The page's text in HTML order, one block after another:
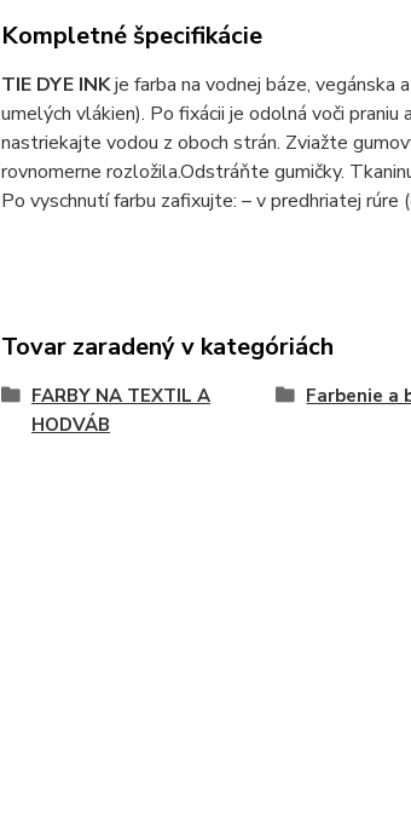
Kompletné špecifikácie
TIE DYE INKje farba na vodnej báze,
umelých vlákien). Po fixácii je odolná voči
nastriekajte vodou z oboch strán. Zviažte
rovnomerne rozložila.Odstráňte gumičky.
Po vyschnutí farbu zafixujte: – v predhriatej rúre
Tovar zaradený v kategóriách
FARBY NA TEXTIL A
HODVÁB
Farbenie a